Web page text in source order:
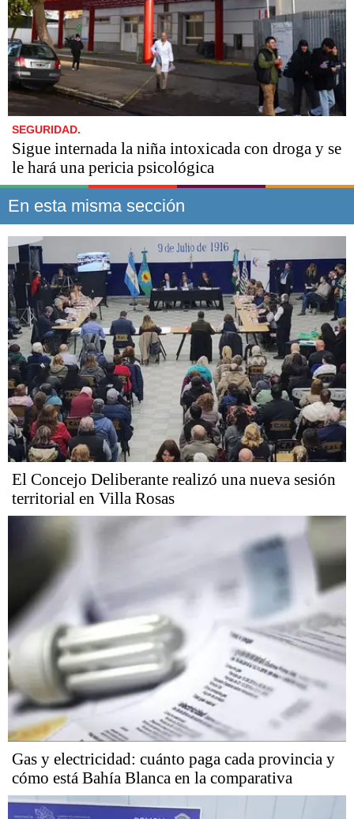
SEGURIDAD.
Sigue internada la niña intoxicada con droga y se
le hará una pericia psicológica
En esta misma sección
El Concejo Deliberante realizó una nueva sesión
territorial en Villa Rosas
Gas y electricidad: cuánto paga cada provincia y
cómo está Bahía Blanca en la comparativa